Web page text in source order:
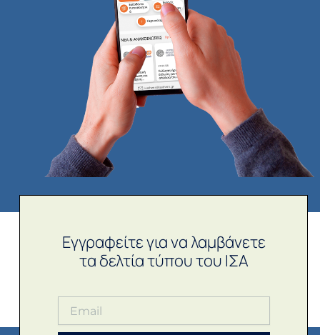
Εγγραφείτε για να λαμβάνετε
τα δελτία τύπου του ΙΣΑ